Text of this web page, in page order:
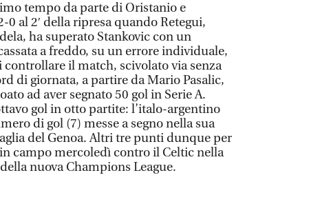
tempo da parte di Oristanio e
al 2′ della ripresa quando Retegui,
ha superato Stankovic con un
a freddo, su un errore individuale,
il match, scivolato via senza
di giornata, a partire da Mario Pasalic,
ad aver segnato 50 gol in Serie A.
gol in otto partite: l’italo-argentino
di gol (7) messe a segno nella sua
del Genoa. Altri tre punti dunque per
campo mercoledì contro il Celtic nella
nuova Champions League.